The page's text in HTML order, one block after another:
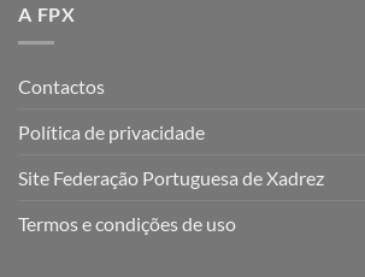
A FPX
Contactos
Política de privacidade
Site Federação Portuguesa de Xadrez
Termos e condições de uso